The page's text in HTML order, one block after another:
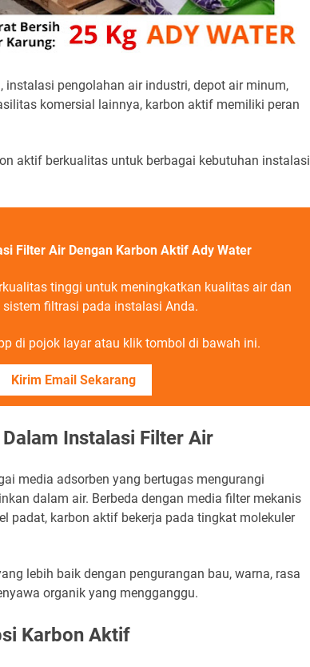
instalasi pengolahan air industri, depot air minum,
komersial lainnya, karbon aktif memiliki peran
aktif berkualitas untuk berbagai kebutuhan instalasi
Filter Air Dengan Karbon Aktif Ady Water
tinggi untuk meningkatkan kualitas air dan
sistem filtrasi pada instalasi Anda.
di pojok layar atau klik tombol di bawah ini.
Kirim Email Sekarang
Instalasi Filter Air
media adsorben yang bertugas mengurangi
dalam air. Berbeda dengan media filter mekanis
padat, karbon aktif bekerja pada tingkat molekuler
lebih baik dengan pengurangan bau, warna, rasa
organik yang mengganggu.
Karbon Aktif